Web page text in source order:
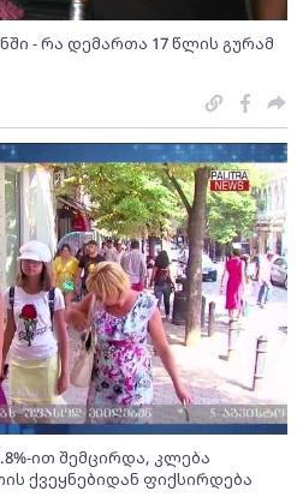
- რა დემართა 17 წლის გურამ
ით შემცირდა, კლება
ქვეყნებიდან ფიქსირდება